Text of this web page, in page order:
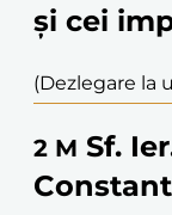
și cei
(Dezlegare la
2 M Sf.